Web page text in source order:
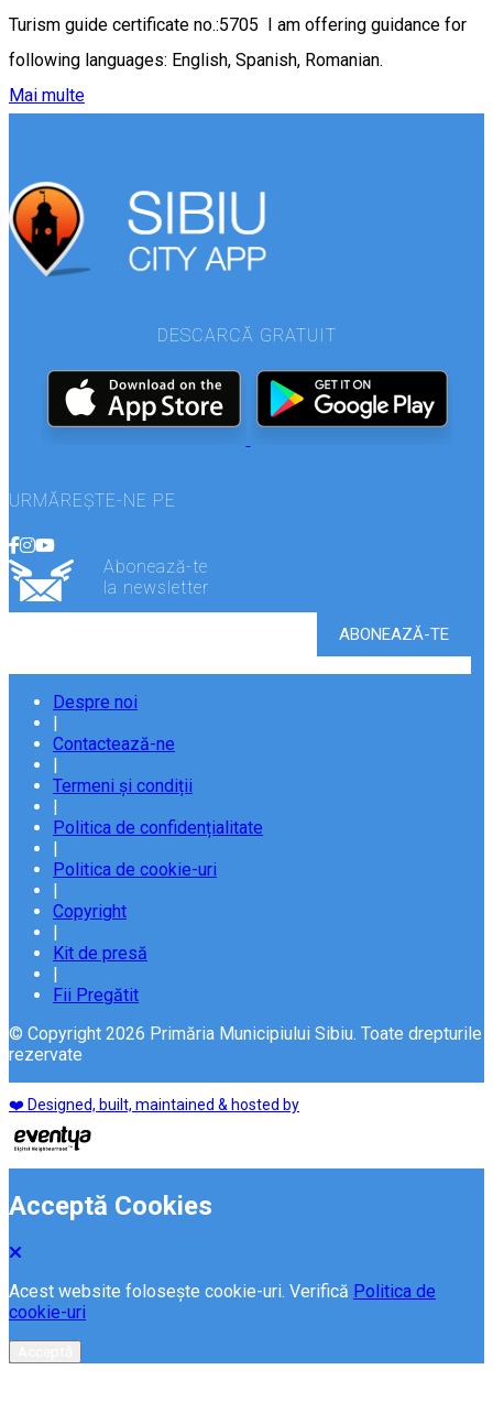
Turism guide certificate no.:5705 I am offering guidance for
following languages: English, Spanish, Romanian.
Mai multe
DESCARCĂ GRATUIT
URMĂREȘTE-NE PE
Abonează-te
la newsletter
Despre noi
|
Contactează-ne
|
Termeni și condiții
|
Politica de confidențialitate
|
Politica de cookie-uri
|
Copyright
|
Kit de presă
|
Fii Pregătit
© Copyright 2026 Primăria Municipiului Sibiu. Toate drepturile
rezervate
❤️ Designed, built, maintained & hosted by
Acceptă Cookies
Acest website folosește cookie-uri. Verifică Politica de
cookie-uri